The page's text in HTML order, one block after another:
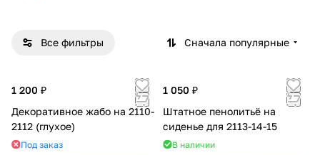
Все фильтры Сначала популярные
1 200 ₽
Декоративное жабо на 2110-
2112 (глухое)
Под заказ
1 050 ₽
Штатное пенолитьё на
сиденье для 2113-14-15
В наличии